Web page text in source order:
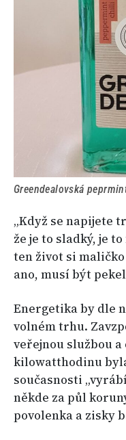
Greendealovská
„Když se napijete
že je to sladký, je
ten život si
ano, musí být
Energetika by dle
volném trhu.
veřejnou službou a
kilowatthodinu
současnosti
někde za půl
povolenka a zisky